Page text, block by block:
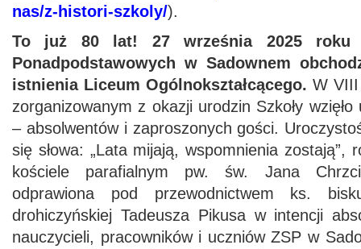
nas/z-histori-szkoly/).
To już 80 lat! 27 września 2025 roku
Ponadpodstawowych w Sadownem
istnienia Liceum Ogólnokształcącego. W VIII
zorganizowanym z okazji urodzin Szkoły wzięło
– absolwentów i zaproszonych gości.
się słowa: „Lata mijają, wspomnienia zostają”,
kościele parafialnym pw. św. Jana
odprawiona pod przewodnictwem ks.
drohiczyńskiej Tadeusza Pikusa w intencji
nauczycieli, pracowników i uczniów ZSP w